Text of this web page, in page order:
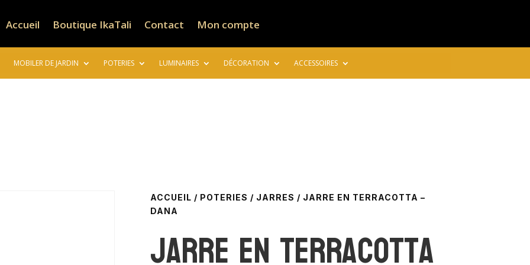
Accueil Boutique IkaTali Contact Mon compte
MOBILER DE JARDIN POTERIES LUMINAIRES DÉCORATION ACCESSOIRES
ACCUEIL / POTERIES / JARRES / JARRE EN TERRACOTTA –
DANA
Jarre en terracotta